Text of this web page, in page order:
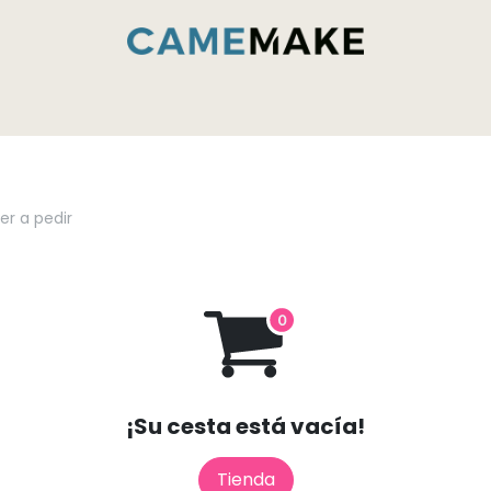
a pedir
¡Su cesta está vacía!
Tienda